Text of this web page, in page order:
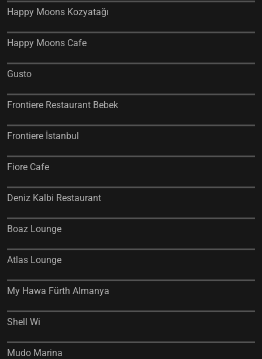
Happy Moons Kozyatağı
Happy Moons Cafe
Gusto
Frontiere Restaurant Bebek
Frontiere İstanbul
Fiore Cafe
Deniz Kalbi Restaurant
Boaz Lounge
Atlas Lounge
My Hawa Fürth Almanya
Shell Wi
Mudo Marina